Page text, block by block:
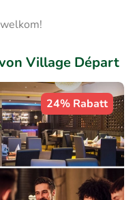
Village Départ
24% Rabatt